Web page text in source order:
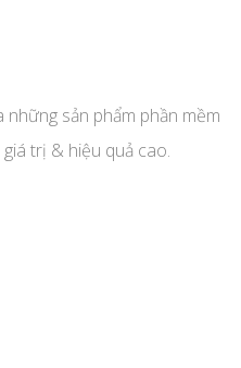
sản phẩm phần mềm
trị & hiệu quả cao.